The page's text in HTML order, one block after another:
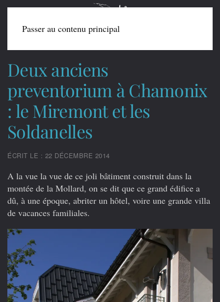
Passer au contenu principal
Deux anciens
preventorium à Chamonix
: le Miremont et les
Soldanelles
ÉCRIT LE : 22 DÉCEMBRE 2014
A la vue la vue de ce joli bâtiment construit dans la
montée de la Mollard, on se dit que ce grand édifice a
dû, à une époque, abriter un hôtel, voire une grande villa
de vacances familiales.